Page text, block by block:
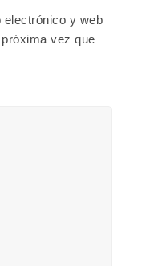
electrónico y web
vez que